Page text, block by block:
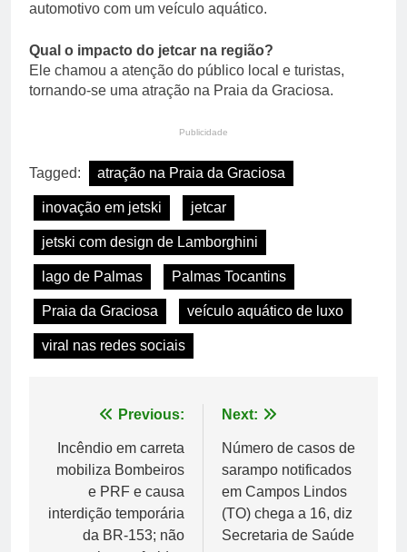
automotivo com um veículo aquático.
Qual o impacto do jetcar na região?
Ele chamou a atenção do público local e turistas,
tornando-se uma atração na Praia da Graciosa.
Publicidade
Tagged: atração na Praia da Graciosa
inovação em jetski jetcar
jetski com design de Lamborghini
lago de Palmas Palmas Tocantins
Praia da Graciosa veículo aquático de luxo
viral nas redes sociais
Navegação
de
Post
Previous:
Incêndio em carreta
mobiliza Bombeiros
e PRF e causa
interdição temporária
da BR-153; não
Next:
Número de casos de
sarampo notificados
em Campos Lindos
(TO) chega a 16, diz
Secretaria de Saúde